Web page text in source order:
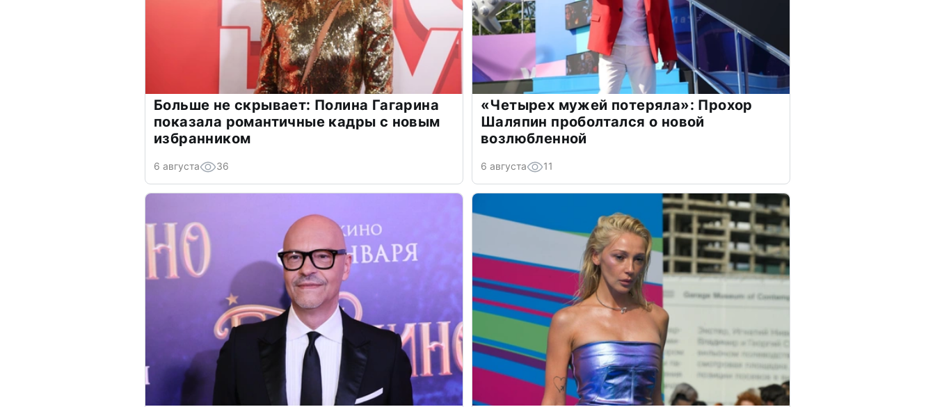
Больше не скрывает: Полина Гагарина
показала романтичные кадры с новым
избранником
6 августа 36
«Четырех мужей потеряла»: Прохор
Шаляпин проболтался о новой
возлюбленной
6 августа 11